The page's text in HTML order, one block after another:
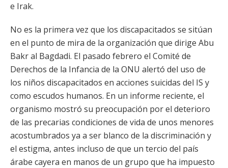
e Irak.
No es la primera vez que los discapacitados se sitúan
en el punto de mira de la organización que dirige Abu
Bakr al Bagdadi. El pasado febrero el Comité de
Derechos de la Infancia de la ONU alertó del uso de
los niños discapacitados en acciones suicidas del IS y
como escudos humanos. En un informe reciente, el
organismo mostró su preocupación por el deterioro
de las precarias condiciones de vida de unos menores
acostumbrados ya a ser blanco de la discriminación y
el estigma, antes incluso de que un tercio del país
árabe cayera en manos de un grupo que ha impuesto